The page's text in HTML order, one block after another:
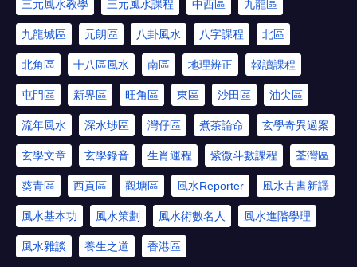
三元風水教學 三元風水課程 中西區 九龍區
九龍城區 元朗區 八卦風水 八字課程 北區
北角區 十八區風水 南區 地理辨正 報讀課程
屯門區 新界區 旺角區 東區 沙田區 油尖區
流年風水 深水埗區 灣仔區 煮茶論命 玄學奇異過案
玄學文章 玄學錄音 生肖運程 紫微斗數課程 荃灣區
葵青區 西貢區 觀塘區 風水Reporter 風水古書新譯
風水基本功 風水策劃 風水術數名人 風水進階學理
風水雜談 養生之道 香港區